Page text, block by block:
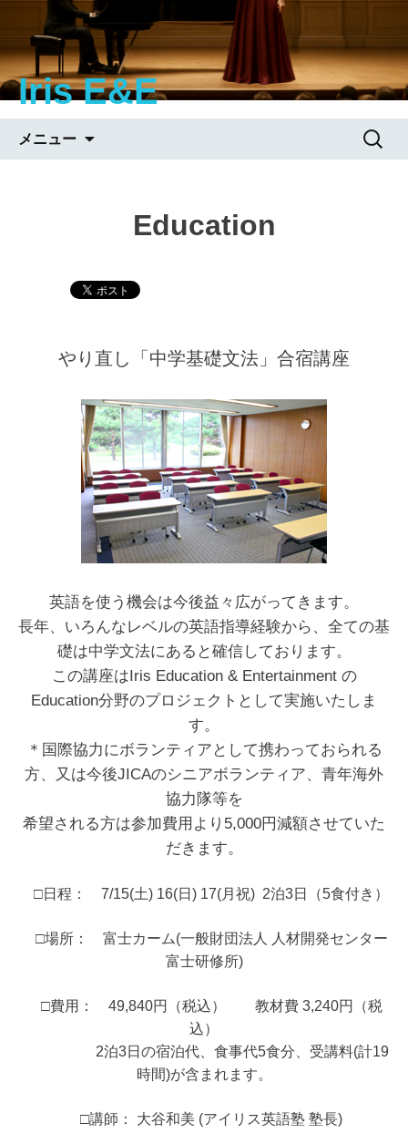
Iris E&E
メニュー
動
検
Education
やり直し「中学基礎文法」合宿講座
英語を使う機会は今後益々広がってきます。
長年、いろんなレベルの英語指導経験から、全ての基
礎は中学文法にあると確信しております。
この講座はIris Education & Entertainment の
Education分野のプロジェクトとして実施いたしま
す。
＊国際協力にボランティアとして携わっておられる
方、又は今後JICAのシニアボランティア、青年海外
協力隊等を
希望される方は参加費用より5,000円減額させていた
だきます。
□日程： 7/15(土) 16(日) 17(月祝) 2泊3日（5食付き）
□場所： 富士カーム(一般財団法人 人材開発センター
富士研修所)
□費用： 49,840円（税込） 教材費 3,240円（税
込）
2泊3日の宿泊代、食事代5食分、受講料(計19
時間)が含まれます。
□講師： 大谷和美 (アイリス英語塾 塾長)